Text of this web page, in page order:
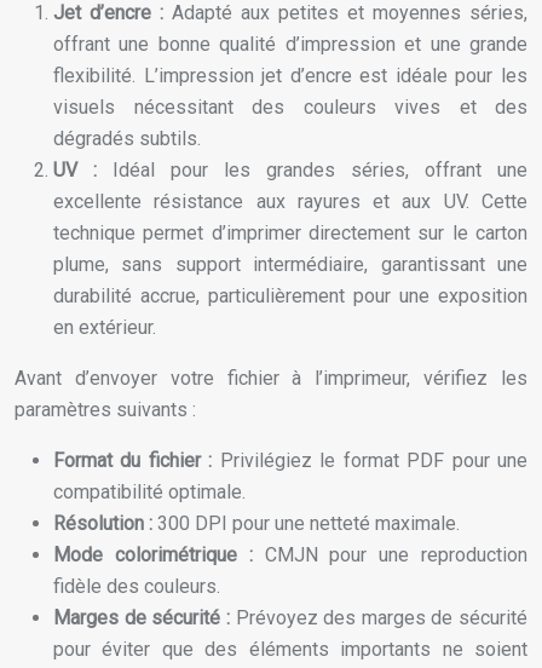
Jet d’encre : Adapté aux petites et moyennes séries,
offrant une bonne qualité d’impression et une grande
flexibilité. L’impression jet d’encre est idéale pour les
visuels nécessitant des couleurs vives et des
dégradés subtils.
UV :
Idéal pour les grandes séries, offrant une
excellente résistance aux rayures et aux UV. Cette
technique permet d’imprimer directement sur le carton
plume, sans support intermédiaire, garantissant une
durabilité accrue, particulièrement pour une exposition
en extérieur.
Avant d’envoyer votre fichier à l’imprimeur, vérifiez les
paramètres suivants :
Format du fichier : Privilégiez le format PDF pour une
compatibilité optimale.
Résolution : 300 DPI pour une netteté maximale.
Mode colorimétrique : CMJN pour une reproduction
fidèle des couleurs.
Marges de sécurité : Prévoyez des marges de sécurité
pour éviter que des éléments importants ne soient